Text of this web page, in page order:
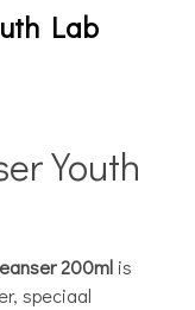
Lab
Youth
200ml is
speciaal